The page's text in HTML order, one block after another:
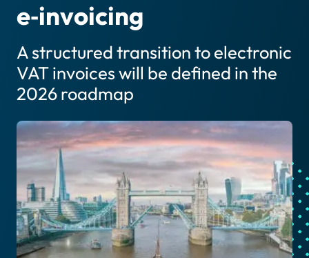
e‑invoicing
A structured transition to electronic
VAT invoices will be defined in the
2026 roadmap